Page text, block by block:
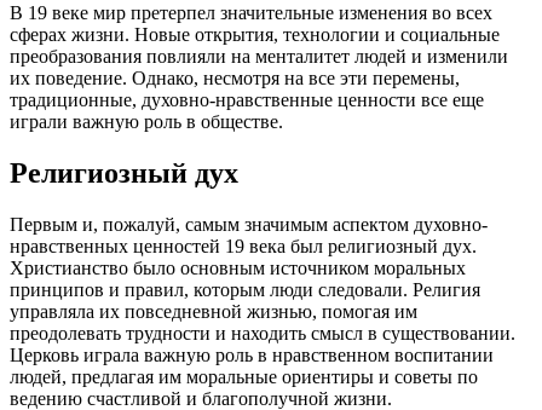
В 19 веке мир претерпел значительные изменения во всех
сферах жизни. Новые открытия, технологии и социальные
преобразования повлияли на менталитет людей и изменили
их поведение. Однако, несмотря на все эти перемены,
традиционные, духовно-нравственные ценности все еще
играли важную роль в обществе.
Религиозный дух
Первым и, пожалуй, самым значимым аспектом духовно-
нравственных ценностей 19 века был религиозный дух.
Христианство было основным источником моральных
принципов и правил, которым люди следовали. Религия
управляла их повседневной жизнью, помогая им
преодолевать трудности и находить смысл в существовании.
Церковь играла важную роль в нравственном воспитании
людей, предлагая им моральные ориентиры и советы по
ведению счастливой и благополучной жизни.